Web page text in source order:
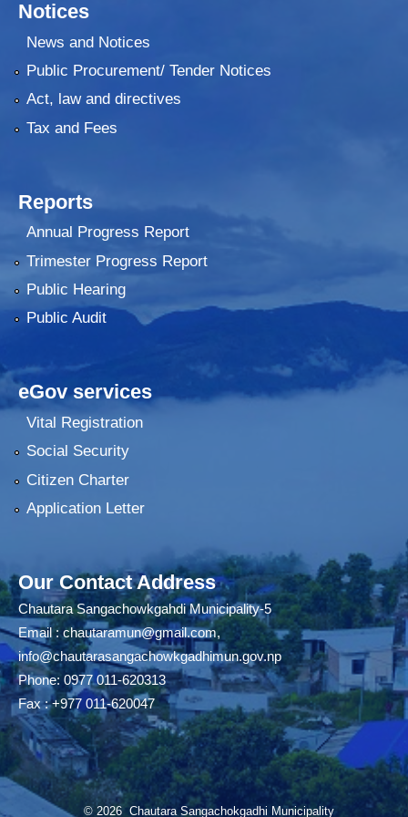
Notices
News and Notices
Public Procurement/ Tender Notices
Act, law and directives
Tax and Fees
Reports
Annual Progress Report
Trimester Progress Report
Public Hearing
Public Audit
eGov services
Vital Registration
Social Security
Citizen Charter
Application Letter
Our Contact Address
Chautara Sangachowkgahdi Municipality-5
Email :chautaramun@gmail.com,
info@chautarasangachowkgadhimun.gov.np
Phone: 0977 011-620313
Fax : +977 011-620047
© 2026 Chautara Sangachokgadhi Municipality